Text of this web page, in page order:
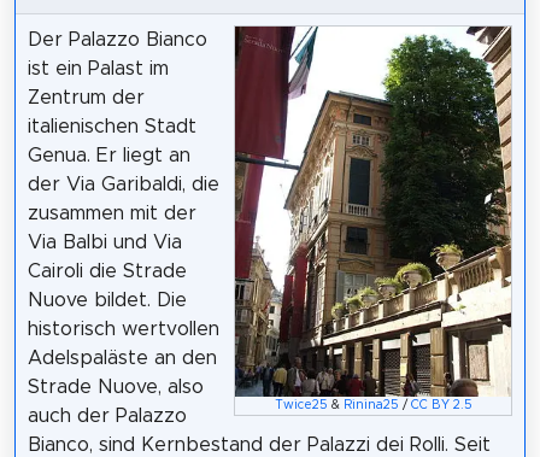
Twice25 & Rinina25 / CC BY 2.5
Der Palazzo Bianco
ist ein Palast im
Zentrum der
italienischen Stadt
Genua. Er liegt an
der Via Garibaldi, die
zusammen mit der
Via Balbi und Via
Cairoli die Strade
Nuove bildet. Die
historisch wertvollen
Adelspaläste an den
Strade Nuove, also
auch der Palazzo
Bianco, sind Kernbestand der Palazzi dei Rolli. Seit